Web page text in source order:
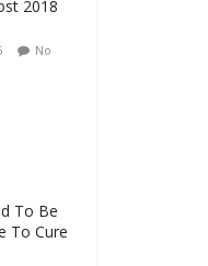
2018
No
To Be
To Cure